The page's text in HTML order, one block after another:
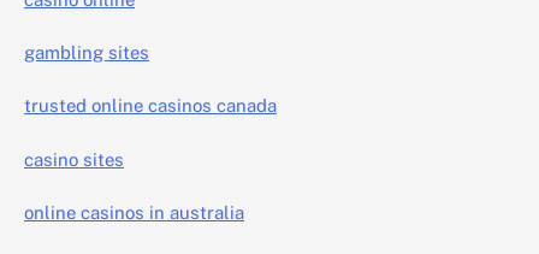
gambling sites
trusted online casinos canada
casino sites
online casinos in australia